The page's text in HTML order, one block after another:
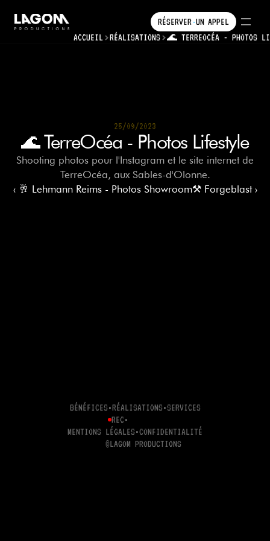
RÉSERVER UN APPEL
RÉSERVER UN APPEL
ACCUEIL
RÉALISATIONS
•
🌊 TERREOCÉA - PHOTOS
25/09/2023
25/09/2023
🌊 TerreOcéa - Photos Lifestyle
Shooting photos pour l'Instagram et le site internet de
TerreOcéa, aux Sables-d'Olonne.
‹ 🥂 Lehmann Reims - Photos Showroom⚒️ Forgeblast ›
MENTIONS LÉGALES•CONFIDENTIALITÉ
©LAGOM PRODUCTIONS
REC•
BÉNÉFICES•RÉALISATIONS•SERVICES